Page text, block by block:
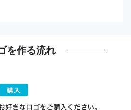
を作る流れ